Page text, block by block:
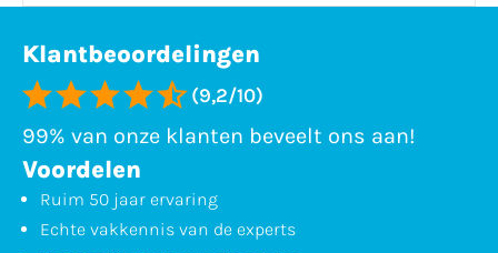
Klantbeoordelingen
(9,2/10)
99% van onze klanten beveelt ons aan!
Voordelen
Ruim 50 jaar ervaring
Echte vakkennis van de experts